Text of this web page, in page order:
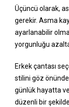
Üçüncü olarak,
gerekir. Asma
ayarlanabilir
yorgunluğu
Erkek çantası
stilini göz
günlük hayatta
düzenli bir şekilde